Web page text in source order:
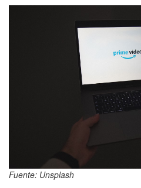
Fuente: Unsplash